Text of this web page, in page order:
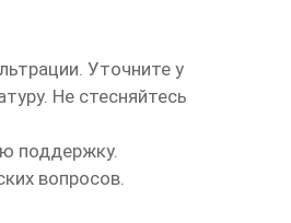
Уточните у
Не стесняйтесь
поддержку.
вопросов.